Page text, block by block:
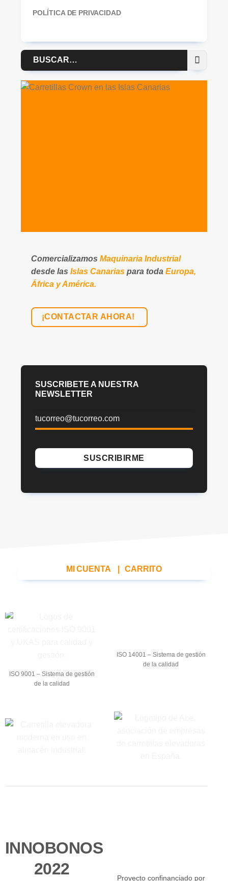
POLÍTICA DE PRIVACIDAD
Buscar
por:
ComercializamosMaquinaria Industrial
desde lasIslas Canarias para todaEuropa,
África y América.
¡CONTACTAR AHORA!
SUSCRIBETE A NUESTRA
NEWSLETTER
MI CUENTA CARRITO
ISO 9001 – Sistema de gestión
de la calidad
ISO 14001 – Sistema de gestión
de la calidad
INNOBONOS
2022
Proyecto confinanciado por